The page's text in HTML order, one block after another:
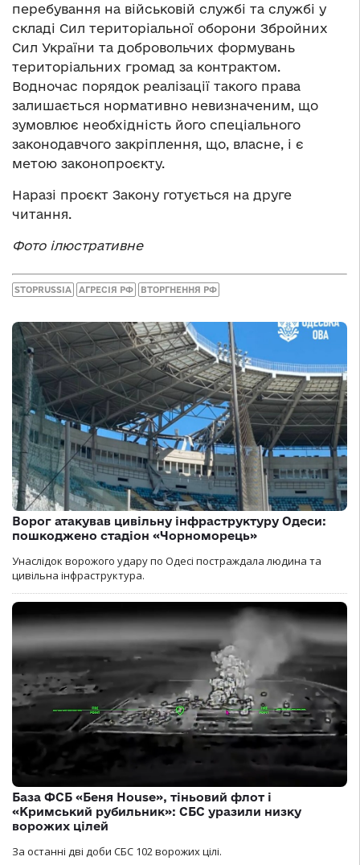
перебування на військовій службі та службі у
складі Сил територіальної оборони Збройних
Сил України та добровольчих формувань
територіальних громад за контрактом.
Водночас порядок реалізації такого права
залишається нормативно невизначеним, що
зумовлює необхідність його спеціального
законодавчого закріплення, що, власне, і є
метою законопроєкту.
Наразі проєкт Закону готується на друге
читання.
Фото ілюстративне
STOPRUSSIA АГРЕСІЯ РФ ВТОРГНЕННЯ РФ
Ворог атакував цивільну інфраструктуру Одеси:
пошкоджено стадіон «Чорноморець»
Унаслідок ворожого удару по Одесі постраждала людина та
цивільна інфраструктура.
База ФСБ «Беня House», тіньовий флот і
«Кримський рубильник»: СБС уразили низку
ворожих цілей
За останні дві доби СБС 102 ворожих цілі.